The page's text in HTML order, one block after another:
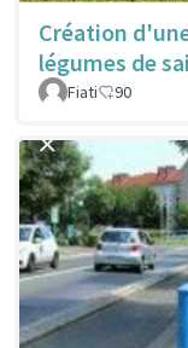
Création
légumes de
Fiati 90